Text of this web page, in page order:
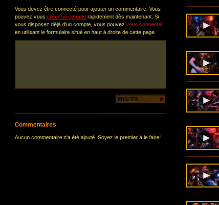
Vous devez être connecté pour ajouter un commentaire. Vous
pouvez vous créer un compte rapidement dès maintenant. Si
vous disposez déjà d'un compte, vous pouvez vous connecter
en utilisant le formulaire situé en haut à droite de cette page.
Commentaires
Aucun commentaire n'a été ajouté. Soyez le premier à le faire!